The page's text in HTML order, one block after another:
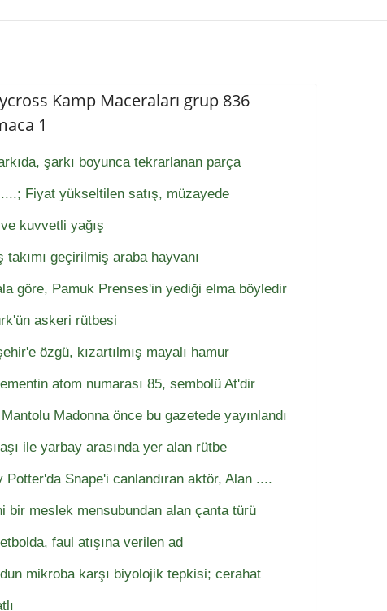
Kamp Maceraları grup 836
1
şarkı boyunca tekrarlanan parça
....; Fiyat yükseltilen satış, müzayede
ve kuvvetli yağış
takımı geçirilmiş araba hayvanı
göre, Pamuk Prenses'in yediği elma böyledir
askeri rütbesi
özgü, kızartılmış mayalı hamur
atom numarası 85, sembolü At'dir
Madonna önce bu gazetede yayınlandı
ile yarbay arasında yer alan rütbe
Potter'da Snape'i canlandıran aktör, Alan ....
bir meslek mensubundan alan çanta türü
faul atışına verilen ad
mikroba karşı biyolojik tepkisi; cerahat